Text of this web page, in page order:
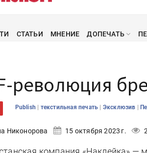
СТАТЬИ МНЕНИЕ ДОПЕЧАТЬ
революция
Publish | текстильная печать | Эксклюзив |
Никонорова 15 октября 2023 г.